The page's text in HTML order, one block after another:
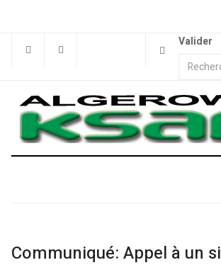
Valider
Communiqué: Appel à un